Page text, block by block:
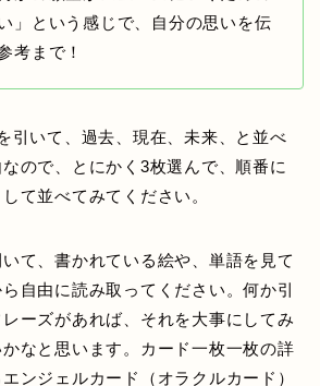
」という感じで、自分の思いを伝
考まで！
引いて、過去、現在、未来、と並べ
ので、とにかく3枚選んで、順番に
て並べてみてください。
て、書かれている絵や、単語を見て
自由に読み取ってください。何か引
ーズがあれば、それを大事にしてみ
なと思います。カード一枚一枚の詳
ンジェルカード（オラクルカード）